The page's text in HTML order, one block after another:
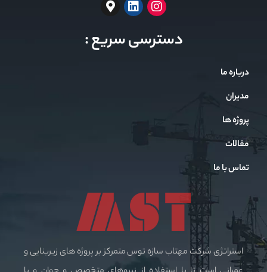
دسترسی سریع :
درباره ما
مدیران
پروژه ها
مقالات
تماس با ما
استراتژی شرکت مهتاب سازه توس متمرکز بر پروژه های زیربنایی و